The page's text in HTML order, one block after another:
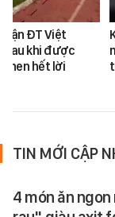
ĐT Việt
sau khi được
hết lời
TIN MỚI CẬP
4 món ăn